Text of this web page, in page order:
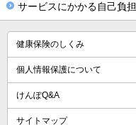
サービスにかかる自己負担
健康保険のしくみ
個人情報保護について
けんぽQ&A
サイトマップ